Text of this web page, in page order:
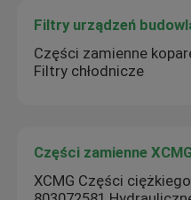
Filtry urządzeń
Części zamienne
Filtry chłodnicze
Części zamienne
XCMG Części